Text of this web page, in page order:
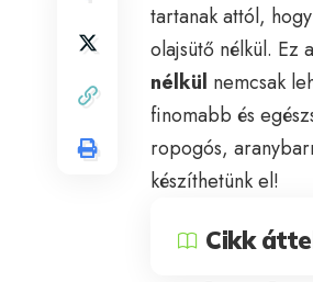
tartanak attól,
olajsütő nélkül. Ez
nélkül nemcsak
finomabb és
ropogós,
készíthetünk el!
Cikk